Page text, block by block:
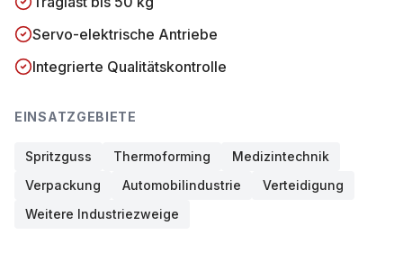
Servo-elektrische Antriebe
Integrierte Qualitätskontrolle
EINSATZGEBIETE
Spritzguss Thermoforming
Medizintechnik
Verpackung
Automobilindustrie
Verteidigung
Weitere Industriezweige